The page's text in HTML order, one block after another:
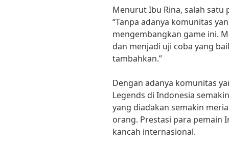
Menurut Ibu Rina, salah satu
“Tanpa adanya komunitas
mengembangkan game ini.
dan menjadi uji coba yang
tambahkan.”
Dengan adanya komunitas
Legends di Indonesia
yang diadakan semakin
orang. Prestasi para pemain
kancah internasional.